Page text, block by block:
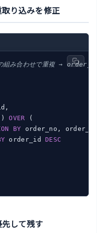
り込みを修正
合わせで重複 → order_id
OVER (
BY order_no,
order_id DESC
して残す